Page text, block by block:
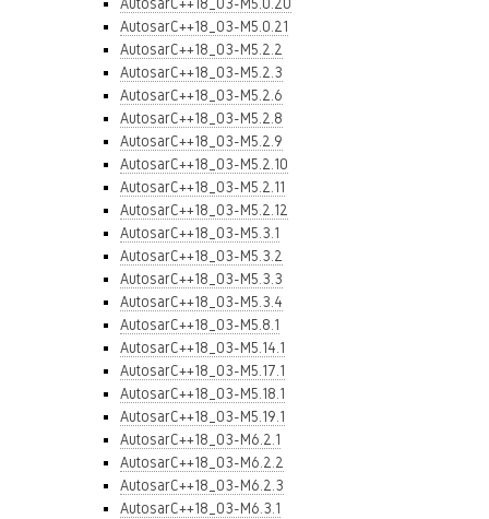
AutosarC++18_03-M5.0.21
AutosarC++18_03-M5.2.2
AutosarC++18_03-M5.2.3
AutosarC++18_03-M5.2.6
AutosarC++18_03-M5.2.8
AutosarC++18_03-M5.2.9
AutosarC++18_03-M5.2.10
AutosarC++18_03-M5.2.11
AutosarC++18_03-M5.2.12
AutosarC++18_03-M5.3.1
AutosarC++18_03-M5.3.2
AutosarC++18_03-M5.3.3
AutosarC++18_03-M5.3.4
AutosarC++18_03-M5.8.1
AutosarC++18_03-M5.14.1
AutosarC++18_03-M5.17.1
AutosarC++18_03-M5.18.1
AutosarC++18_03-M5.19.1
AutosarC++18_03-M6.2.1
AutosarC++18_03-M6.2.2
AutosarC++18_03-M6.2.3
AutosarC++18_03-M6.3.1